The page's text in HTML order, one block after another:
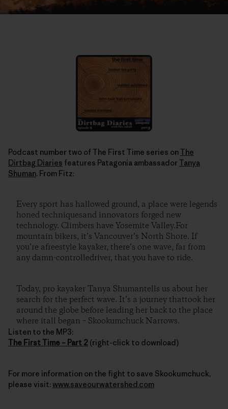
Podcast number two of The First Time series onThe
Dirtbag Diaries features Patagonia ambassadorTanya
Shuman. From Fitz:
Every sport has hallowed ground, a place were legends
honed techniquesand innovators forged new
technology. Climbers have Yosemite Valley.For
mountain bikers, it’s Vancouver’s North Shore. If
you’re afreestyle kayaker, there’s one wave, far from
any damn-controlledriver, that you have to ride.
Today, pro kayaker Tanya Shumantells us about her
search for the perfect wave. It’s a journey thattook her
around the globe before leading her back to the place
where itall began – Skookumchuck Narrows.
Listen to the MP3:
The First Time – Part 2 (right-click to download)
For more information on the fight to save Skookumchuck,
please visit: www.saveourwatershed.com